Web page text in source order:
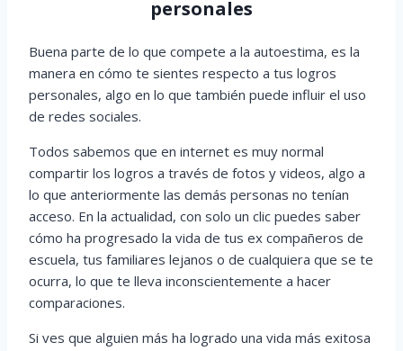
personales
Buena parte de lo que compete a la autoestima, es la
manera en cómo te sientes respecto a tus logros
personales, algo en lo que también puede influir el uso
de redes sociales.
Todos sabemos que en internet es muy normal
compartir los logros a través de fotos y videos, algo a
lo que anteriormente las demás personas no tenían
acceso. En la actualidad, con solo un clic puedes saber
cómo ha progresado la vida de tus ex compañeros de
escuela, tus familiares lejanos o de cualquiera que se te
ocurra, lo que te lleva inconscientemente a hacer
comparaciones.
Si ves que alguien más ha logrado una vida más exitosa